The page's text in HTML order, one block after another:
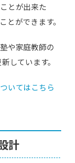
とが出来た
とができます。
や家庭教師の
しています。
いてはこちら
計